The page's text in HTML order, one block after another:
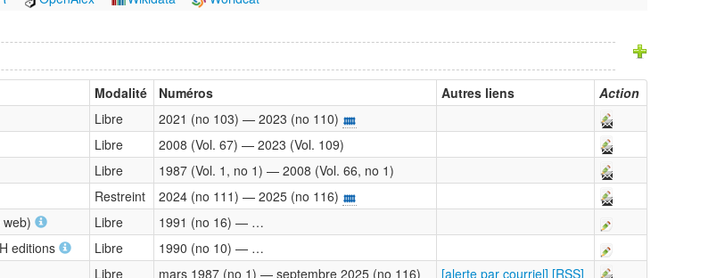
Modalité Numéros Autres liens
Action
Libre
2021 (no 103) — 2023 (no 110)
Libre
2008 (Vol. 67) — 2023 (Vol. 109)
Libre
1987 (Vol. 1, no 1) — 2008 (Vol. 66, no 1)
Restreint
2024 (no 111) — 2025 (no 116)
Libre
1991 (no 16) — …
editions Libre
1990 (no 10) — …
Libre mars 1987 (no 1) — septembre 2025 (no 116) [alerte par courriel] [RSS]